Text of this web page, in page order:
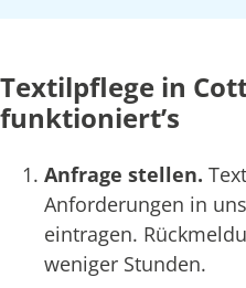
Textilpflege in
funktioniert’s
Anfrage stellen.
Anforderungen in
eintragen.
weniger Stunden.